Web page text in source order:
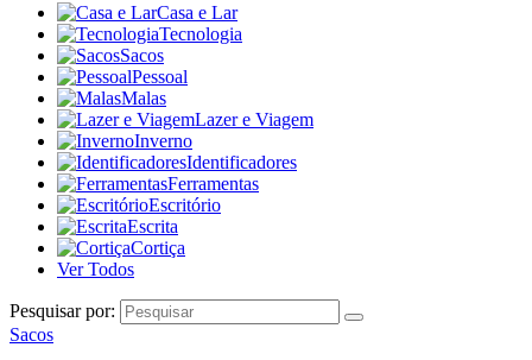
Casa e Lar
Tecnologia
Sacos
Pessoal
Malas
Lazer e Viagem
Inverno
Identificadores
Ferramentas
Escritório
Escrita
Cortiça
Ver Todos
Pesquisar por:
Sacos